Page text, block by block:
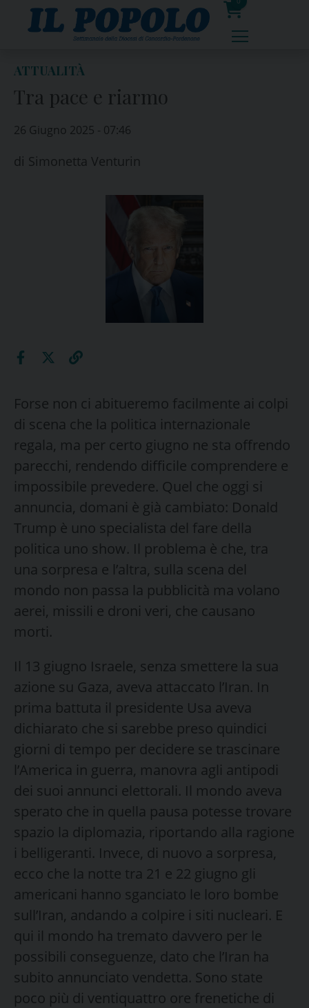
0
prodotti
ATTUALITÀ
Tra pace e riarmo
26 Giugno 2025 - 07:46
di Simonetta Venturin
Forse non ci abitueremo facilmente ai colpi
di scena che la politica internazionale
regala, ma per certo giugno ne sta offrendo
parecchi, rendendo difficile comprendere e
impossibile prevedere. Quel che oggi si
annuncia, domani è già cambiato: Donald
Trump è uno specialista del fare della
politica uno show. Il problema è che, tra
una sorpresa e l’altra, sulla scena del
mondo non passa la pubblicità ma volano
aerei, missili e droni veri, che causano
morti.
Il 13 giugno Israele, senza smettere la sua
azione su Gaza, aveva attaccato l’Iran. In
prima battuta il presidente Usa aveva
dichiarato che si sarebbe preso quindici
giorni di tempo per decidere se trascinare
l’America in guerra, manovra agli antipodi
dei suoi annunci elettorali. Il mondo aveva
sperato che in quella pausa potesse trovare
spazio la diplomazia, riportando alla ragione
i belligeranti. Invece, di nuovo a sorpresa,
ecco che la notte tra 21 e 22 giugno gli
americani hanno sganciato le loro bombe
sull’Iran, andando a colpire i siti nucleari. E
qui il mondo ha tremato davvero per le
possibili conseguenze, dato che l’Iran ha
subito annunciato vendetta. Sono state
poco più di ventiquattro ore frenetiche di